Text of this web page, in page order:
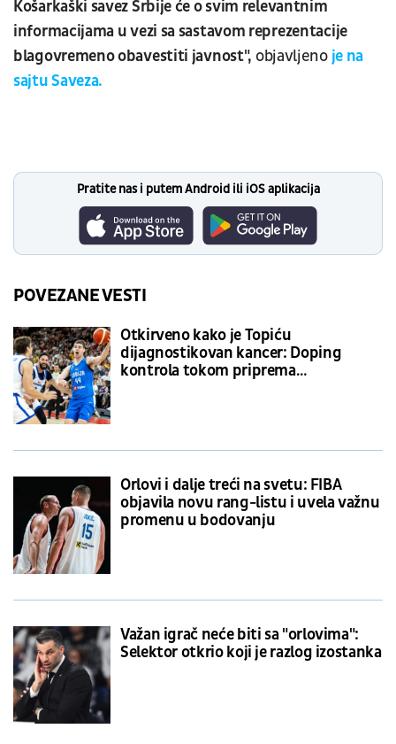
Košarkaški savez Srbije će o svim relevantnim
informacijama u vezi sa sastavom reprezentacije
blagovremeno obavestiti javnost", objavljenoje na
sajtu Saveza.
Pratite nas i putem Android ili iOS aplikacija
POVEZANE VESTI
Otkirveno kako je Topiću
dijagnostikovan kancer: Doping
kontrola tokom priprema
Orlovi i dalje treći na svetu: FIBA
objavila novu rang-listu i uvela važnu
promenu u bodovanju
Važan igrač neće biti sa "orlovima":
Selektor otkrio koji je razlog izostanka